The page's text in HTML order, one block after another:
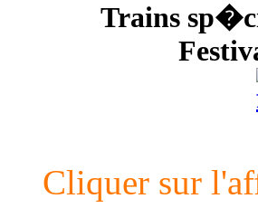
Trains
Cliquer sur